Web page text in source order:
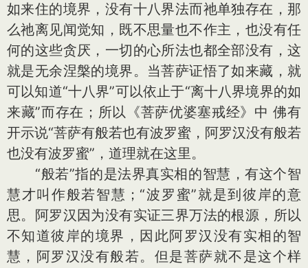
如来住的境界，没有十八界法而祂单独存在，那
么祂离见闻觉知，既不思量也不作主，也没有任
何的这些贪厌，一切的心所法也都全部没有，这
就是无余涅槃的境界。当菩萨证悟了如来藏，就
可以知道“十八界”可以依止于“离十八界境界的如
来藏”而存在；所以《菩萨优婆塞戒经》中 佛有
开示说“菩萨有般若也有波罗蜜，阿罗汉没有般若
也没有波罗蜜”，道理就在这里。
“般若”指的是法界真实相的智慧，有这个智
慧才叫作般若智慧；“波罗蜜”就是到彼岸的意
思。阿罗汉因为没有实证三界万法的根源，所以
不知道彼岸的境界，因此阿罗汉没有实相的智
慧，阿罗汉没有般若。但是菩萨就不是这个样